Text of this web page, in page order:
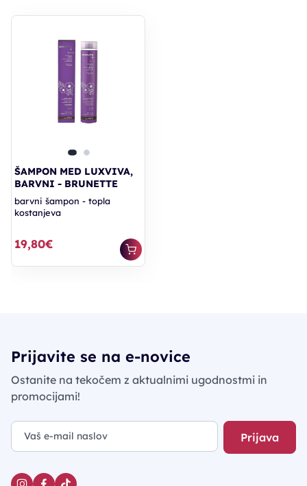
ŠAMPON MED LUXVIVA,
BARVNI - BRUNETTE
barvni šampon - topla
kostanjeva
19,80€
Prijavite se na e-novice
Ostanite na tekočem z aktualnimi ugodnostmi in
promocijami!
Prijava